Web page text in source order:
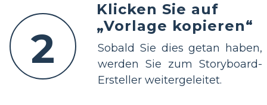
2
Klicken Sie auf
„Vorlage kopieren“
Sobald Sie dies getan haben,
werden Sie zum Storyboard-
Ersteller weitergeleitet.